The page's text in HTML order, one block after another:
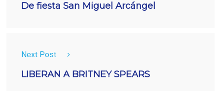
De fiesta San Miguel Arcángel
Next Post
LIBERAN A BRITNEY SPEARS